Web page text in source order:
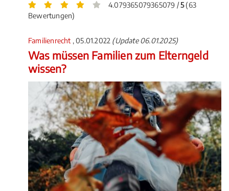
4.079365079365079 /5(63
Bewertungen)
Familienrecht , 05.01.2022 (Update 06.01.2025)
Was müssen Familien zum Elterngeld
wissen?